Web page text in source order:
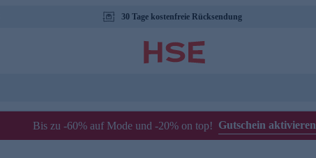
30 Tage kostenfreie Rücksendung
Bis zu -60% auf Mode und -20% on top! Gutschein aktivieren